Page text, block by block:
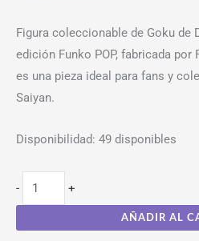
Figura coleccionable de Goku de
edición Funko POP, fabricada por
es una pieza ideal para fans y
Saiyan.
Disponibilidad: 49 disponibles
- +
AÑADIR AL